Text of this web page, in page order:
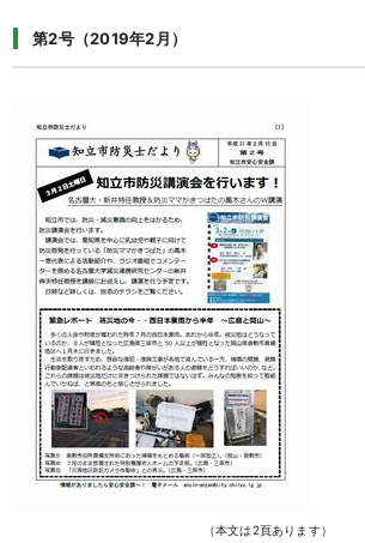
第2号（2019年2月）
（本文は2頁あります）